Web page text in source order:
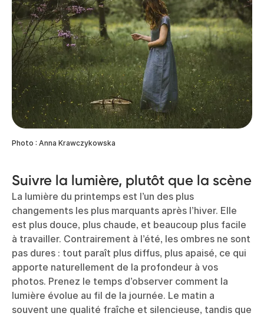
Photo : Anna Krawczykowska
Suivre la lumière, plutôt que la scène
La lumière du printemps est l’un des plus
changements les plus marquants après l’hiver. Elle
est plus douce, plus chaude, et beaucoup plus facile
à travailler. Contrairement à l’été, les ombres ne sont
pas dures : tout paraît plus diffus, plus apaisé, ce qui
apporte naturellement de la profondeur à vos
photos. Prenez le temps d’observer comment la
lumière évolue au fil de la journée. Le matin a
souvent une qualité fraîche et silencieuse, tandis que